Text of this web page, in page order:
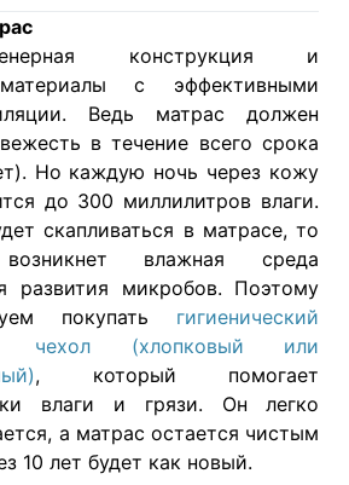
конструкция и
с эффективными
Ведь матрас должен
в течение всего срока
Но каждую ночь через кожу
до 300 миллилитров влаги.
скапливаться в матрасе, то
влажная среда
развития микробов. Поэтому
покупать гигиенический
чехол (хлопковый или
, который помогает
влаги и грязи. Он легко
а матрас остается чистым
10 лет будет как новый.